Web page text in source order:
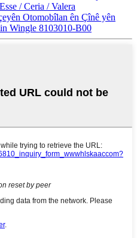
/ Ceria / Valera
Otomobîlan ên Çînê yên
Wingle 8103010-B00